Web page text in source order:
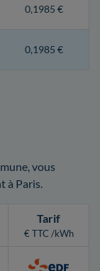
0,1985 €
0,1985 €
vous
à Paris.
Tarif
€ TTC /kWh